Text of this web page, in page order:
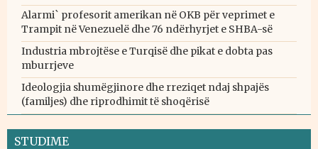
Alarmi` profesorit amerikan në OKB për veprimet e
Trampit në Venezuelë dhe 76 ndërhyrjet e SHBA-së
Industria mbrojtëse e Turqisë dhe pikat e dobta pas
mburrjeve
Ideologjia shumëgjinore dhe rreziqet ndaj shpajës
(familjes) dhe riprodhimit të shoqërisë
STUDIME